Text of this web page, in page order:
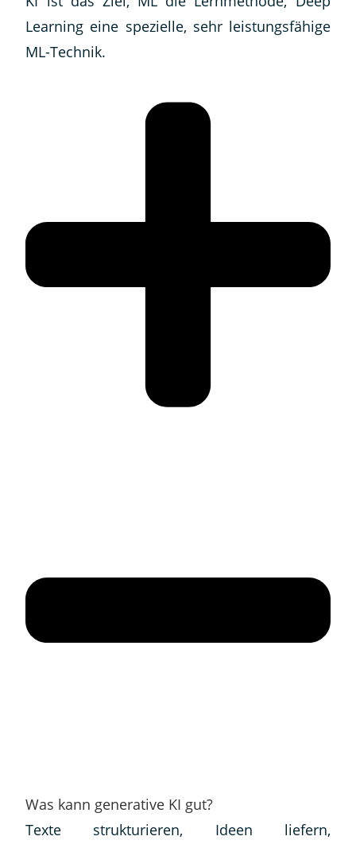
Learning eine spezielle, sehr leistungsfähige
ML-Technik.
Was kann generative KI gut?
Texte strukturieren, Ideen liefern,